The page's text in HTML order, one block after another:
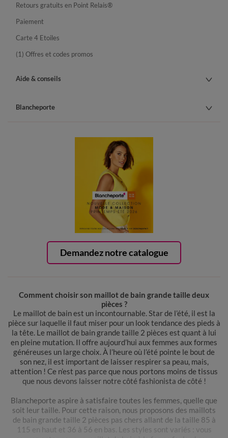
Demandez notre catalogue
Retours gratuits en Point Relais®
Paiement
Carte 4 Etoiles
(1) Offres et codes promos
Aide & conseils
Blancheporte
Comment choisir son maillot de bain grande taille deux
pièces ?
Le maillot de bain est un incontournable. Star de l’été, il est la
pièce sur laquelle il faut miser pour un look tendance des pieds à
la tête. Le maillot de bain grande taille 2 pièces est quant à lui
en pleine mutation. Il offre aujourd’hui aux femmes aux formes
généreuses un large choix. À l’heure où l’été pointe le bout de
son nez, il est important de laisser respirer sa peau, mais,
attention ! Ce n’est pas parce que nous portons moins de tissus
que nous devons laisser notre côté fashionista de côté !
Blancheporte aspire à satisfaire toutes les femmes, quelle que
soit leur taille. Pour cette raison, nous proposons des maillots
de bain grande taille 2 pièces pas chers allant de la taille 85 à
115 en haut et 36 à 56 en bas. Les styles sont variés : vous